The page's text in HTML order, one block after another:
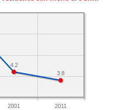
2001 2011
3.8
4.2